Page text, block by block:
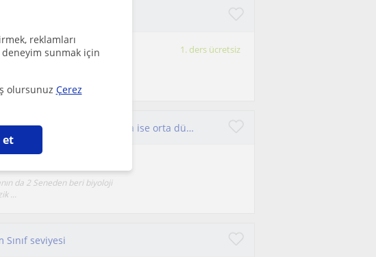
reklamları
sunmak için
olursunuz Çerez
et
1. ders ücretsiz
4 5 6 7 8. Sınıf öğrencilere fen bilgisi ve lise tyt ayt gruplarına ise orta düzey biyoloji fizik ve kimya ilk düzeyde yapıyorum.
da 2 Seneden beri biyoloji
...
seviyesi